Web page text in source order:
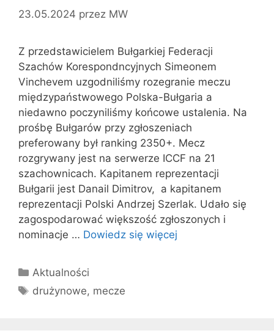
23.05.2024 przez MW
Z przedstawicielem Bułgarkiej Federacji
Szachów Korespondncyjnych Simeonem
Vinchevem uzgodniliśmy rozegranie meczu
międzypaństwowego Polska-Bułgaria a
niedawno poczyniliśmy końcowe ustalenia. Na
prośbę Bułgarów przy zgłoszeniach
preferowany był ranking 2350+. Mecz
rozgrywany jest na serwerze ICCF na 21
szachownicach. Kapitanem reprezentacji
Bułgarii jest Danail Dimitrov, a kapitanem
reprezentacji Polski Andrzej Szerlak. Udało się
zagospodarować większość zgłoszonych i
nominacje … Dowiedz się więcej
Kategorie
Aktualności
Tagi
drużynowe, mecze